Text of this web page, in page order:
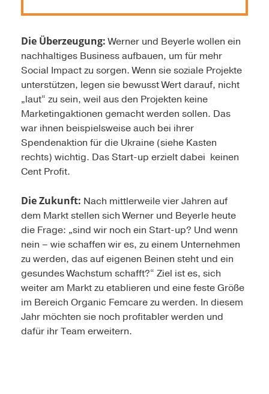
Die Überzeugung:Werner und Beyerle wollen ein
nachhaltiges Business aufbauen, um für mehr
Social Impact zu sorgen. Wenn sie soziale Projekte
unterstützen, legen sie bewusst Wert darauf, nicht
„laut“ zu sein, weil aus den Projekten keine
Marketingaktionen gemacht werden sollen. Das
war ihnen beispielsweise auch bei ihrer
Spendenaktion für die Ukraine (siehe Kasten
rechts) wichtig. Das Start-up erzielt dabei keinen
Cent Profit.
Die Zukunft: Nach mittlerweile vier Jahren auf
dem Markt stellen sich Werner und Beyerle heute
die Frage: „sind wir noch ein Start-up? Und wenn
nein – wie schaffen wir es, zu einem Unternehmen
zu werden, das auf eigenen Beinen steht und ein
gesundes Wachstum schafft?“ Ziel ist es, sich
weiter am Markt zu etablieren und eine feste Größe
im Bereich Organic Femcare zu werden. In diesem
Jahr möchten sie noch profitabler werden und
dafür ihr Team erweitern.